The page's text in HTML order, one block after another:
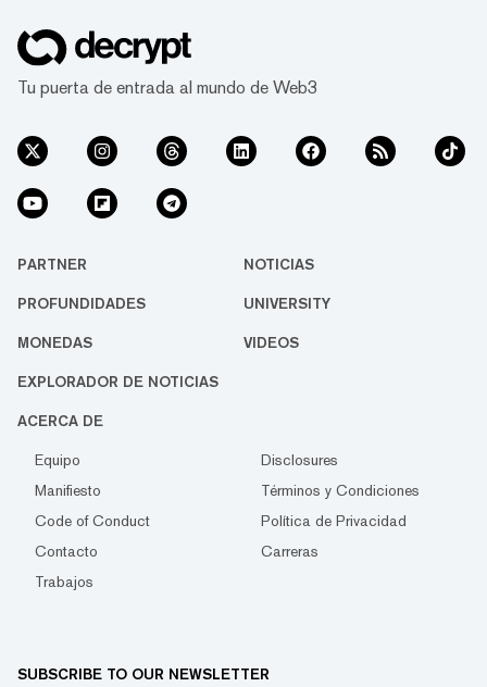
Tu puerta de entrada al mundo de Web3
PARTNER NOTICIAS
PROFUNDIDADES UNIVERSITY
MONEDAS VIDEOS
EXPLORADOR DE NOTICIAS
ACERCA DE
Equipo
Disclosures
Manifiesto
Términos y Condiciones
Code of Conduct
Política de Privacidad
Contacto
Carreras
Trabajos
SUBSCRIBE TO OUR NEWSLETTER